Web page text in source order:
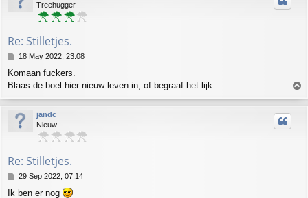
Treehugger
Re: Stilletjes.
P
s
t
18 May 2022, 23:08
Komaan fuckers.
Blaas de boel hier nieuw leven in, of begraaf het lijk...
o
p
jandc
Nieuw
Re: Stilletjes.
P
s
29 Sep 2022, 07:14
Ik ben er nog